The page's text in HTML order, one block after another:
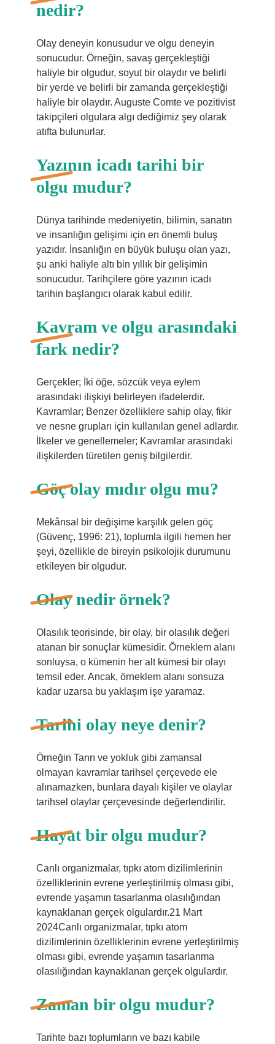
nedir?
Olay deneyin konusudur ve olgu deneyin
sonucudur. Örneğin, savaş gerçekleştiği
haliyle bir olgudur, soyut bir olaydır ve belirli
bir yerde ve belirli bir zamanda gerçekleştiği
haliyle bir olaydır. Auguste Comte ve pozitivist
takipçileri olgulara algı dediğimiz şey olarak
atıfta bulunurlar.
Yazının icadı tarihi bir
olgu mudur?
Dünya tarihinde medeniyetin, bilimin, sanatın
ve insanlığın gelişimi için en önemli buluş
yazıdır. İnsanlığın en büyük buluşu olan yazı,
şu anki haliyle altı bin yıllık bir gelişimin
sonucudur. Tarihçilere göre yazının icadı
tarihin başlangıcı olarak kabul edilir.
Kavram ve olgu arasındaki
fark nedir?
Gerçekler; İki öğe, sözcük veya eylem
arasındaki ilişkiyi belirleyen ifadelerdir.
Kavramlar; Benzer özelliklere sahip olay, fikir
ve nesne grupları için kullanılan genel adlardır.
İlkeler ve genellemeler; Kavramlar arasındaki
ilişkilerden türetilen geniş bilgilerdir.
Göç olay mıdır olgu mu?
Mekânsal bir değişime karşılık gelen göç
(Güvenç, 1996: 21), toplumla ilgili hemen her
şeyi, özellikle de bireyin psikolojik durumunu
etkileyen bir olgudur.
Olay nedir örnek?
Olasılık teorisinde, bir olay, bir olasılık değeri
atanan bir sonuçlar kümesidir. Örneklem alanı
sonluysa, o kümenin her alt kümesi bir olayı
temsil eder. Ancak, örneklem alanı sonsuza
kadar uzarsa bu yaklaşım işe yaramaz.
Tarihi olay neye denir?
Örneğin Tanrı ve yokluk gibi zamansal
olmayan kavramlar tarihsel çerçevede ele
alınamazken, bunlara dayalı kişiler ve olaylar
tarihsel olaylar çerçevesinde değerlendirilir.
Hayat bir olgu mudur?
Canlı organizmalar, tıpkı atom dizilimlerinin
özelliklerinin evrene yerleştirilmiş olması gibi,
evrende yaşamın tasarlanma olasılığından
kaynaklanan gerçek olgulardır.21 Mart
2024Canlı organizmalar, tıpkı atom
dizilimlerinin özelliklerinin evrene yerleştirilmiş
olması gibi, evrende yaşamın tasarlanma
olasılığından kaynaklanan gerçek olgulardır.
Zaman bir olgu mudur?
Tarihte bazı toplumların ve bazı kabile